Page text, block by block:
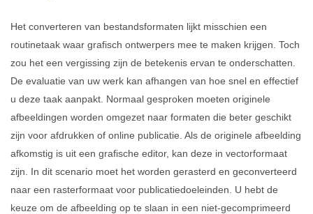
Het converteren van bestandsformaten lijkt misschien een
routinetaak waar grafisch ontwerpers mee te maken krijgen. Toch
zou het een vergissing zijn de betekenis ervan te onderschatten.
De evaluatie van uw werk kan afhangen van hoe snel en effectief
u deze taak aanpakt. Normaal gesproken moeten originele
afbeeldingen worden omgezet naar formaten die beter geschikt
zijn voor afdrukken of online publicatie. Als de originele afbeelding
afkomstig is uit een grafische editor, kan deze in vectorformaat
zijn. In dit scenario moet het worden gerasterd en geconverteerd
naar een rasterformaat voor publicatiedoeleinden. U hebt de
keuze om de afbeelding op te slaan in een niet-gecomprimeerd